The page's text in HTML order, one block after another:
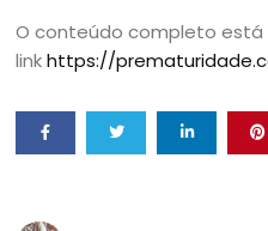
O conteúdo completo está
linkhttps://